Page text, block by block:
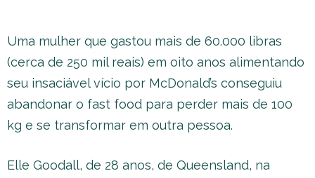
Uma mulher que gastou mais de 60.000 libras
(cerca de 250 mil reais) em oito anos alimentando
seu insaciável vício por McDonald’s conseguiu
abandonar o fast food para perder mais de 100
kg e se transformar em outra pessoa.
Elle Goodall, de 28 anos, de Queensland, na